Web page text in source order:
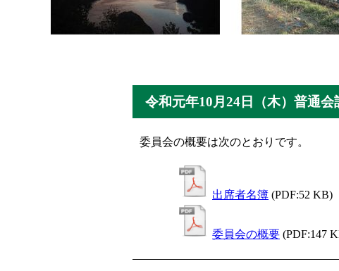
令和元年10月24日（木）普通会
委員会の概要は次のとおりです。
出席者名簿 (PDF:52 KB)
委員会の概要 (PDF:147